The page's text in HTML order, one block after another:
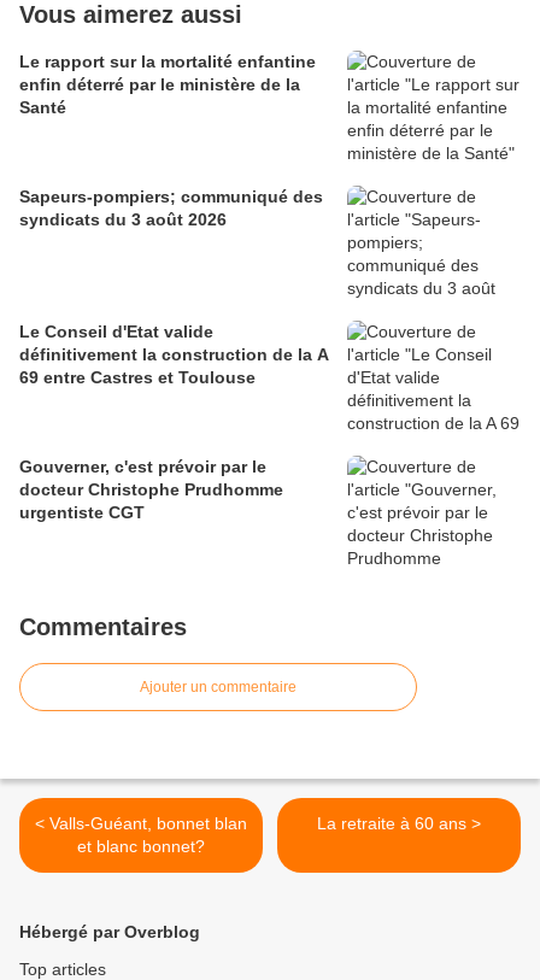
Vous aimerez aussi
Le rapport sur la mortalité enfantine
enfin déterré par le ministère de la
Santé
Sapeurs-pompiers; communiqué des
syndicats du 3 août 2026
Le Conseil d'Etat valide
définitivement la construction de la A
69 entre Castres et Toulouse
Gouverner, c'est prévoir par le
docteur Christophe Prudhomme
urgentiste CGT
Commentaires
Ajouter un commentaire
< Valls-Guéant, bonnet blan
et blanc bonnet?
La retraite à 60 ans >
Hébergé par Overblog
Top articles